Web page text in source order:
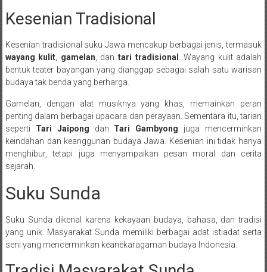
Kesenian Tradisional
Kesenian tradisional suku Jawa mencakup berbagai jenis, termasuk
wayang kulit
gamelan , dan tari tradisional . Wayang kulit adalah
bentuk teater bayangan yang dianggap sebagai salah satu warisan
budaya tak benda yang berharga.
Gamelan, dengan alat musiknya yang khas, memainkan peran
penting dalam berbagai upacara dan perayaan. Sementara itu, tarian
seperti Tari Jaipong dan Tari Gambyong juga mencerminkan
keindahan dan keanggunan budaya Jawa. Kesenian ini tidak hanya
menghibur, tetapi juga menyampaikan pesan moral dan cerita
sejarah.
Suku Sunda
Suku Sunda dikenal karena kekayaan budaya, bahasa, dan tradisi
yang unik. Masyarakat Sunda memiliki berbagai adat istiadat serta
seni yang mencerminkan keanekaragaman budaya Indonesia.